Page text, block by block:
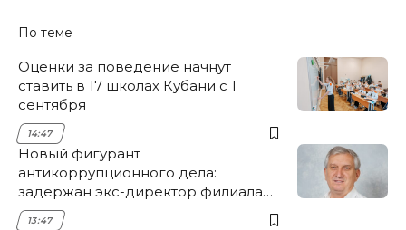
По теме
Оценки за поведение начнут
ставить в 17 школах Кубани с 1
сентября
14:47
Новый фигурант
антикоррупционного дела:
задержан экс-директор филиала
НЭСК Крымска
13:47